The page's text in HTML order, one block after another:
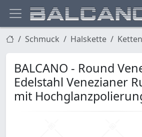
Schmuck Halskette Ketten
BALCANO - Round
Edelstahl Venezianer
mit